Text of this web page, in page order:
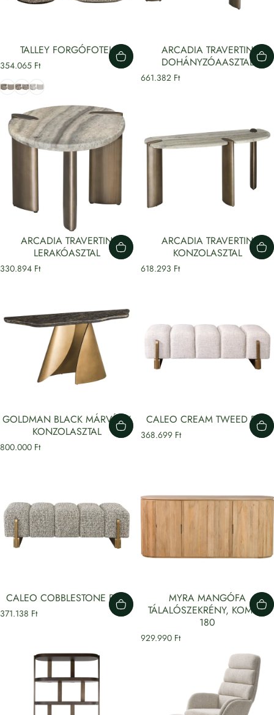
TALLEY FORGÓFOTEL
354.065 Ft
Cobblestone
Brown Nature
Cream Tweed
ARCADIA TRAVERTIN
DOHÁNYZÓAASZTAL
661.382 Ft
ARCADIA TRAVERTIN
LERAKÓASZTAL
330.894 Ft
ARCADIA TRAVERTIN
KONZOLASZTAL
618.293 Ft
GOLDMAN BLACK MÁRVÁNY
KONZOLASZTAL
800.000 Ft
CALEO CREAM TWEED PAD
368.699 Ft
CALEO COBBLESTONE PAD
371.138 Ft
MYRA MANGÓFA
TÁLALÓSZEKRÉNY, KOMÓD
180
929.990 Ft